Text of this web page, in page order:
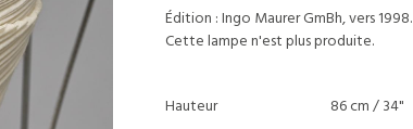
Édition : Ingo Maurer GmBh, vers 1998.
Cette lampe n'est plus produite.
Hauteur
86 cm / 34"